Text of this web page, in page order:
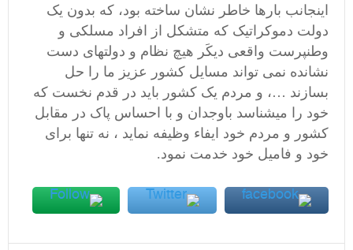
اینجانب بارها خاطر نشان ساخته بود، که بدون یک
دولت دموکراتیک که متشکل از افراد مسلکی و
وطنپرست واقعی دیکَر هیچ نظام و دولتهای دست
نشانده نمی تواند مسایل کشور عزیز ما را حل
بسازند …، و مردم یک کشور باید در قدم نخست که
خود را میشناسد باوجدان و با احساس پاک در مقابل
کشور و مردم خود ایفاء وظیفه نماید ، نه تنها برای
خود و فامیل خود خدمت نمود.